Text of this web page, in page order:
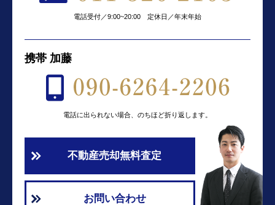
電話受付／9:00~20:00 定休日／年末年始
携帯 加藤
電話に出られない場合、のちほど折り返します。
不動産売却無料査定
お問い合わせ